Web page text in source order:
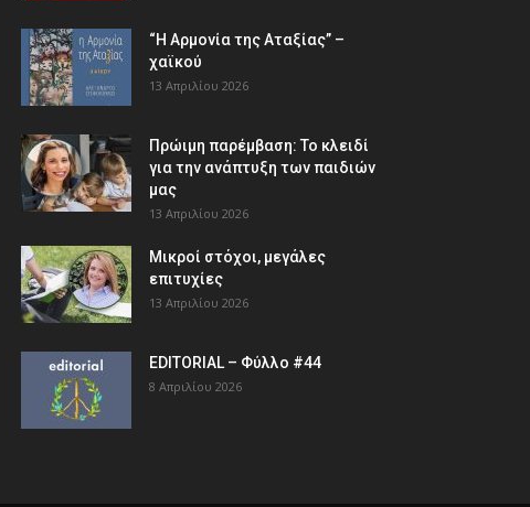
“Η Αρμονία της Αταξίας” –
χαϊκού
13 Απριλίου 2026
Πρώιμη παρέμβαση: Το κλειδί
για την ανάπτυξη των παιδιών
µας
13 Απριλίου 2026
Μικροί στόχοι, μεγάλες
επιτυχίες
13 Απριλίου 2026
EDITORIAL – Φύλλο #44
8 Απριλίου 2026